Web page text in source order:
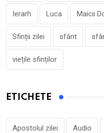
Ierarh Luca Maicii
Sfinții zilei sfânt
viețile sfinților
ETICHETE
Apostolul zilei Audio